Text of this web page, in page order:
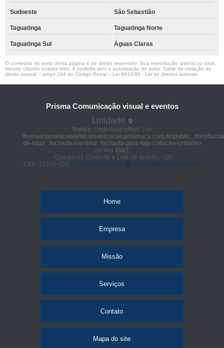
Sudoeste São Sebastião
Taguatinga Taguatinga Norte
Taguatinga Sul Águas Claras
O conteúdo do texto desta página é de direito reservado. Sua reprodução, parcial ou total,
mesmo citando nossos links, é proibida sem a autorização do autor. Crime de violação de
direito autoral – artigo 184 do Código Penal – Lei 9610/98 - Lei de direitos autorais
Prisma Comunicação visual e eventos
Unidade
Notice: Undefined offset: 3 in
/home/comunica/web/comunicacao.prismacv.com.br/public_html/
de-lojas_fachada-em-lona_fachada-para-loja-cotacao-cruzeiro
on line 1567
- Quadra 01 Conjunto e Lote 06 Brasília - DF
CEP: 72145-105
(61) 98664-2818 prisma@prismacv.com.br
Home
Empresa
Missão
Serviços
Contato
Mapa do site